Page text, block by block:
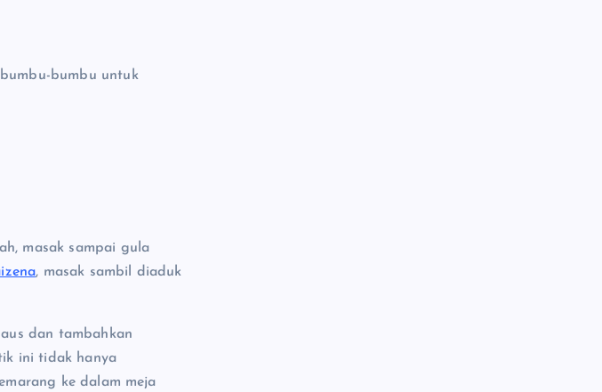
bumbu untuk
masak sampai gula
, masak sambil diaduk
dan tambahkan
ini tidak hanya
ke dalam meja